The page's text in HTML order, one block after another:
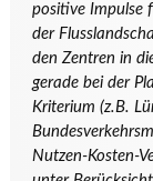
positive Impulse
der
den Zentren in
gerade bei der
Kriterium (z.B.
Nutzen-Kosten-